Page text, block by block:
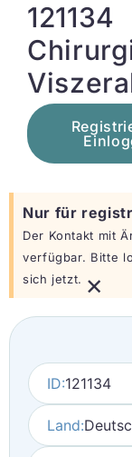
121134
Nur für
Der Kontakt mit
verfügbar. Bitte
sich jetzt. ×
ID:121134
Land: